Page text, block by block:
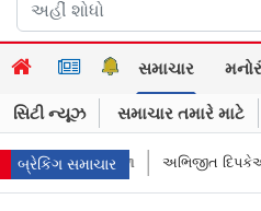
સમાચાર
સિટી ન્યૂઝ સમાચાર તમારે માટે
બ્રેકિંગ સમાચાર
CJPની નવી નીતિ જાહેર કરી,